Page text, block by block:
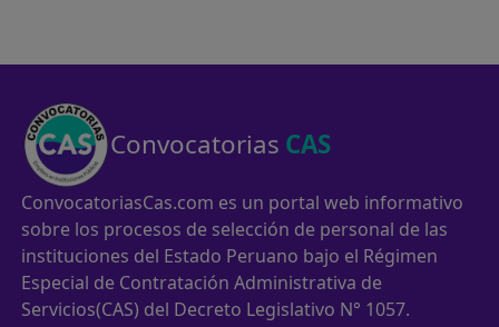
Convocatorias CAS
ConvocatoriasCas.com es un portal web informativo
sobre los procesos de selección de personal de las
instituciones del Estado Peruano bajo el Régimen
Especial de Contratación Administrativa de
Servicios(CAS) del Decreto Legislativo N° 1057.